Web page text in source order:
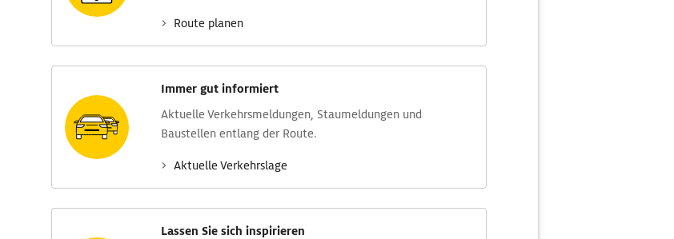
Route planen
Immer gut informiert
Aktuelle Verkehrs­meldungen, Stau­meldungen und
Baustellen entlang der Route.
Aktuelle Verkehrs­lage
Lassen Sie sich inspirieren